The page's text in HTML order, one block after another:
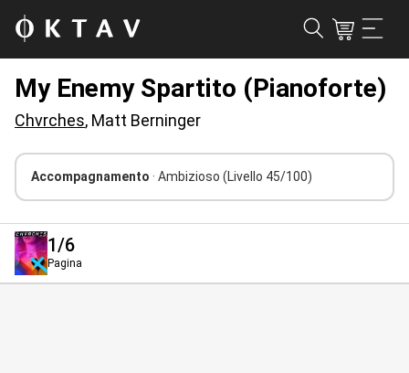
My Enemy Spartito (Pianoforte)
Chvrches, Matt Berninger
Accompagnamento · Ambizioso (Livello 45/100)
1/6
Pagina